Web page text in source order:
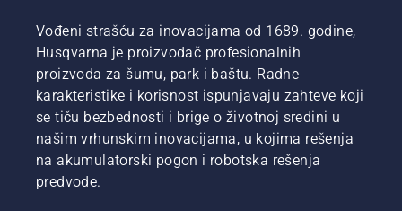
Vođeni strašću za inovacijama od 1689. godine,
Husqvarna je proizvođač profesionalnih
proizvoda za šumu, park i baštu. Radne
karakteristike i korisnost ispunjavaju zahteve koji
se tiču bezbednosti i brige o životnoj sredini u
našim vrhunskim inovacijama, u kojima rešenja
na akumulatorski pogon i robotska rešenja
predvode.